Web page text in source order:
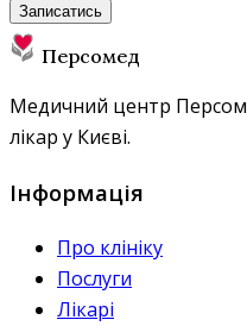
Записатись
Персомед
Медичний центр
лікар у Києві.
Інформація
Про клініку
Послуги
Лікарі